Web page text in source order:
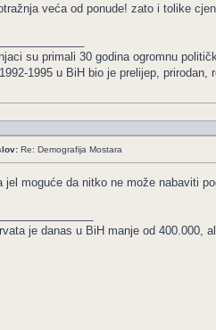
veća od ponude! zato i tolike
su primali 30 godina ogromnu
1995 u BiH bio je prelijep,
Re: Demografija Mostara
jel moguće da nitko ne može nabaviti
je danas u BiH manje od 400.000,